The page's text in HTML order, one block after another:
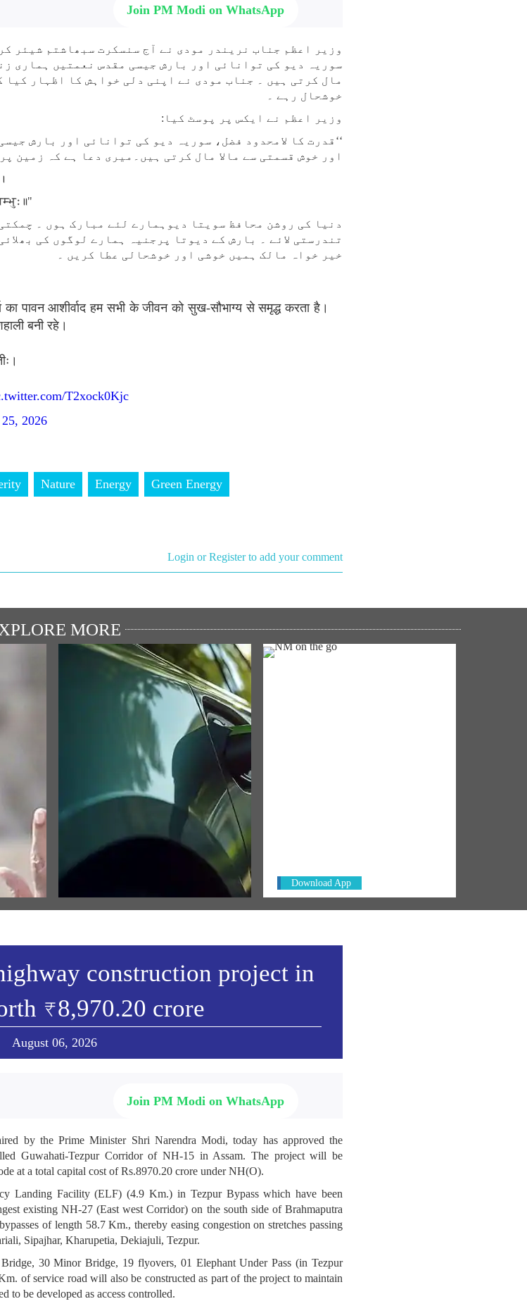
Join PM Modi on WhatsApp
وزیر اعظم جناب نریندر مودی نے آج سنسکرت سبھاشتم شیئر
سوریہ دیو کی توانائی اور بارش جیسی مقدس نعمتیں ہماری
مال کرتی ہیں ۔ جناب مودی نے اپنی دلی خواہش کا اظہار کیا
خوشحال رہے ۔
وزیر اعظم نے ایکس پر پوسٹ کیا :
‘‘قدرت کا لامحدود فضل، سوریہ دیو کی توانائی اور بارش
اور خوش قسمتی سے مالا مال کرتی ہیں۔میری دعا ہے کہ زمین
دنیا کی روشن محافظ سویتا دیوہمارے لئے مبارک ہوں ۔
تندرستی لائے ۔ بارش کے دیوتا پرجنیہ ہمارے لوگوں کی
خیر خواہ مالک ہمیں خوشی اور خوشحالی عطا کریں ۔
का पावन आशीर्वाद हम सभी के जीवन को सुख-सौभाग्य से समृद्ध करता है।
बनी रहे।
T2xock0Kjc
2026
Nature Energy Green Energy
Login or Register to add your comment
MORE
MEDIA COVERAGE
India's EV industry to generate up to
40 million jobs by 2030: Report
View All
Download App
construction project in
₹8,970.20 crore
August 06, 2026
Join PM Modi on WhatsApp
by the Prime Minister Shri Narendra Modi, today has approved the
Guwahati-Tezpur Corridor of NH-15 in Assam. The project will be
at a total capital cost of Rs.8970.20 crore under NH(O).
Landing Facility (ELF) (4.9 Km.) in Tezpur Bypass which have been
existing NH-27 (East west Corridor) on the south side of Brahmaputra
of length 58.7 Km., thereby easing congestion on stretches passing
Sipajhar, Kharupetia, Dekiajuli, Tezpur.
30 Minor Bridge, 19 flyovers, 01 Elephant Under Pass (in Tezpur
of service road will also be constructed as part of the project to maintain
to be developed as access controlled.